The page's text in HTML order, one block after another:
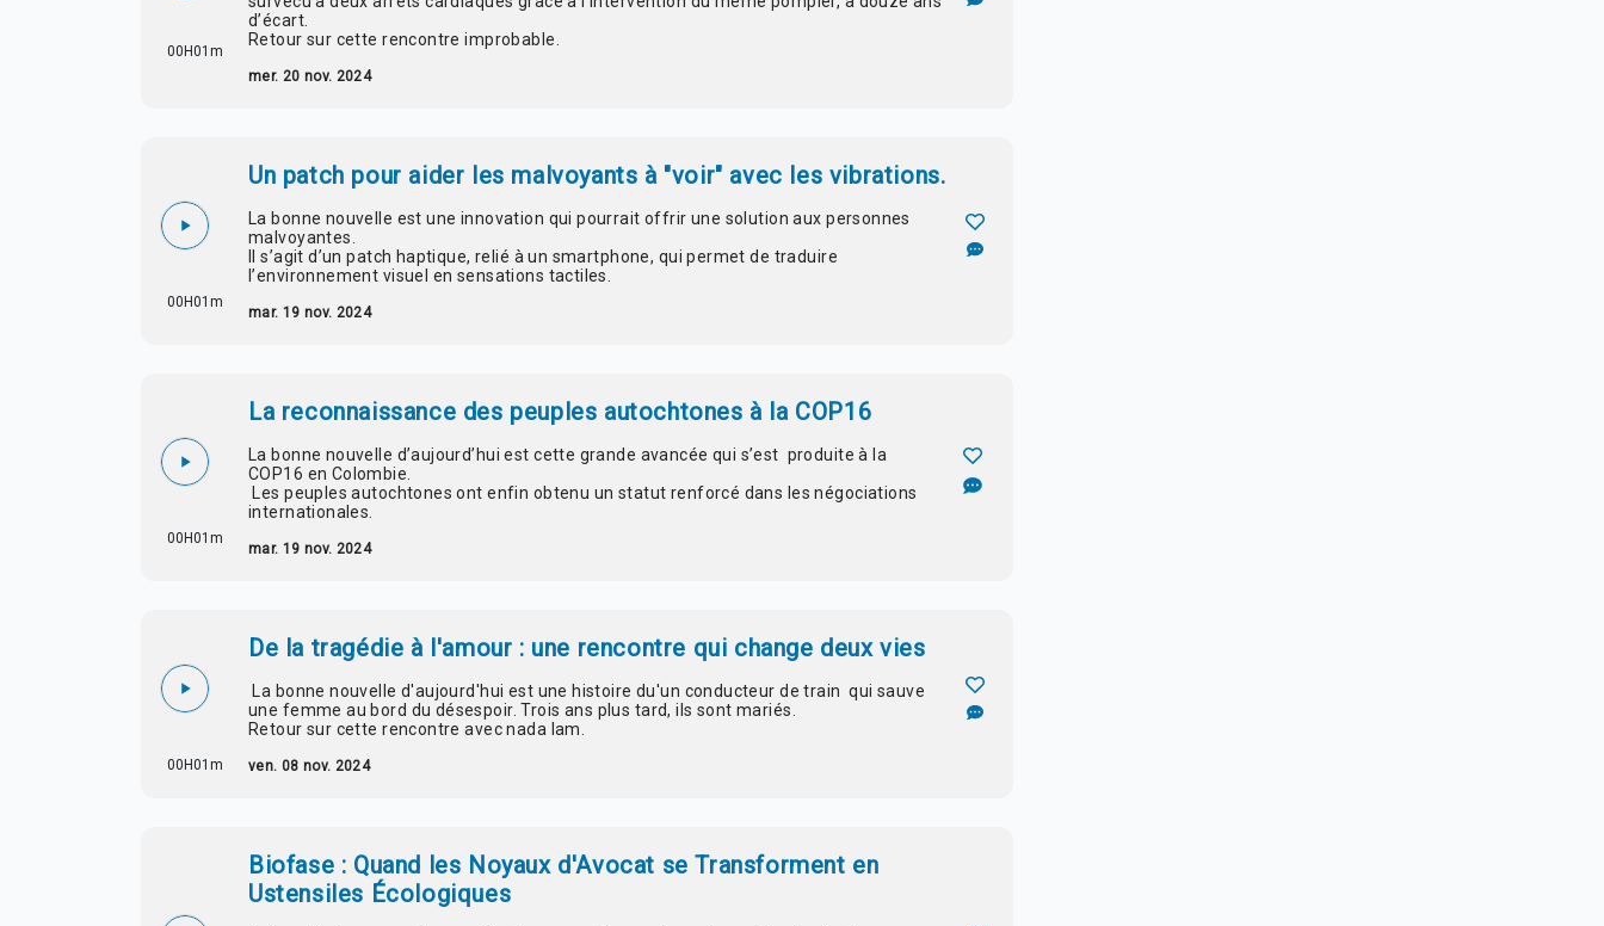
00H01m
d’écart.
Retour sur cette rencontre improbable.
mer. 20 nov. 2024
00H01m
Un patch pour aider les malvoyants à "voir" avec les vibrations.
La bonne nouvelle est une innovation qui pourrait offrir une solution aux personnes
malvoyantes.
Il s’agit d’un patch haptique, relié à un smartphone, qui permet de traduire
l’environnement visuel en sensations tactiles.
mar. 19 nov. 2024
00H01m
La reconnaissance des peuples autochtones à la COP16
La bonne nouvelle d’aujourd’hui est cette grande avancée qui s’est produite à la
COP16 en Colombie.
Les peuples autochtones ont enfin obtenu un statut renforcé dans les négociations
internationales.
mar. 19 nov. 2024
00H01m
De la tragédie à l'amour : une rencontre qui change deux vies
La bonne nouvelle d'aujourd'hui est une histoire du'un conducteur de train qui sauve
une femme au bord du désespoir. Trois ans plus tard, ils sont mariés.
Retour sur cette rencontre avec nada lam.
ven. 08 nov. 2024
Biofase : Quand les Noyaux d'Avocat se Transforment en
Ustensiles Écologiques